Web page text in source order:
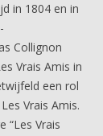
in 1804 en in
Collignon
Vrais Amis in
een rol
Vrais Amis.
“Les Vrais